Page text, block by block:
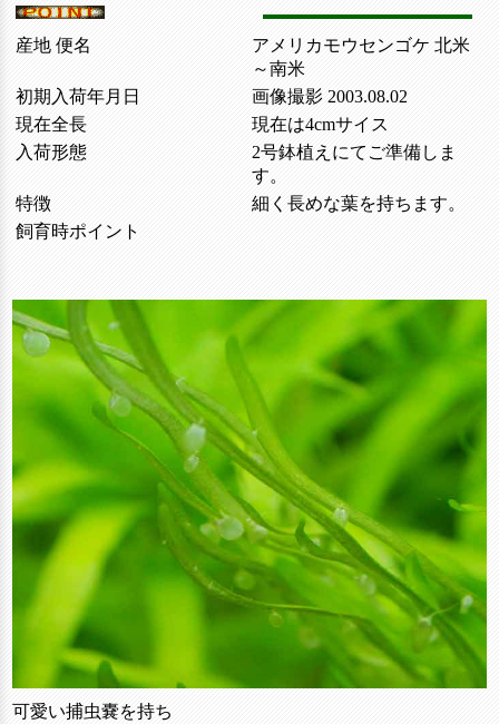
産地 便名
アメリカモウセンゴケ 北米
～南米
初期入荷年月日
画像撮影 2003.08.02
現在全長
現在は4cmサイス
入荷形態
2号鉢植えにてご準備しま
す。
特徴
細く長めな葉を持ちます。
飼育時ポイント
可愛い捕虫嚢を持ち